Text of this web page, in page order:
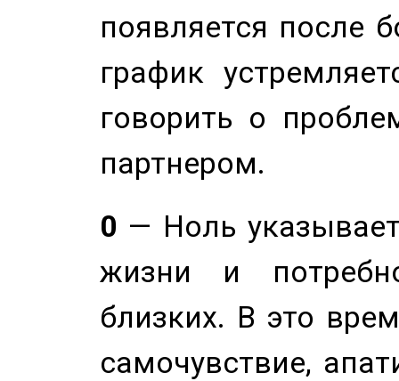
появляется после
график
говорить о
партнером.
0 — Ноль
жизни и
близких. В это
самочувствие,